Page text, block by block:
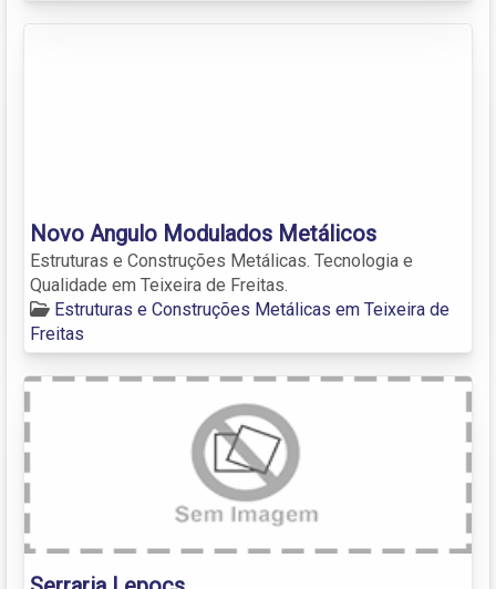
Novo Angulo Modulados Metálicos
Estruturas e Construções Metálicas. Tecnologia e
Qualidade em Teixeira de Freitas.
Estruturas e Construções Metálicas em Teixeira de
Freitas